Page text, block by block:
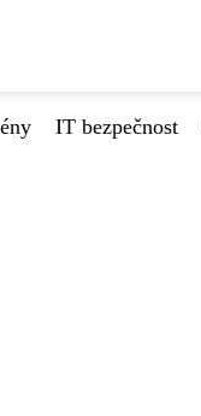
IT bezpečnost